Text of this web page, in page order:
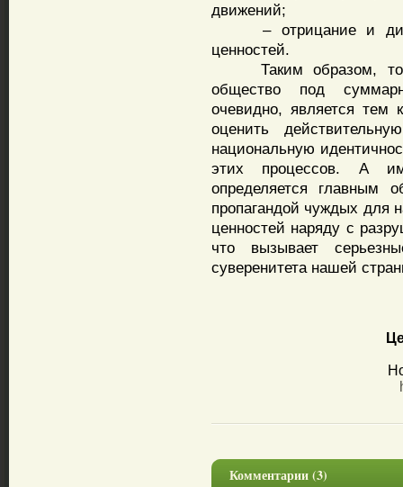
движений;
– отрицание и
ценностей.
Таким образом, тот
общество под
очевидно, является тем
оценить
национальную
этих процессов. А
определяется главным
пропагандой чуждых для
ценностей наряду с
что вызывает
суверенитета нашей
Комментарии (3)